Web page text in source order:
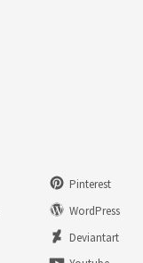
Pinterest
WordPress
Deviantart